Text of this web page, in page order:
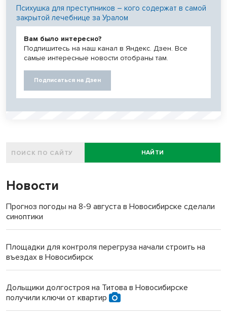
Психушка для преступников – кого содержат в самой
закрытой лечебнице за Уралом
Вам было интересно?
Подпишитесь на наш канал в Яндекс. Дзен. Все
самые интересные новости отобраны там.
Подписаться на Дзен
НАЙТИ
Новости
Прогноз погоды на 8-9 августа в Новосибирске сделали
синоптики
Площадки для контроля перегруза начали строить на
въездах в Новосибирск
Дольщики долгостроя на Титова в Новосибирске
получили ключи от квартир